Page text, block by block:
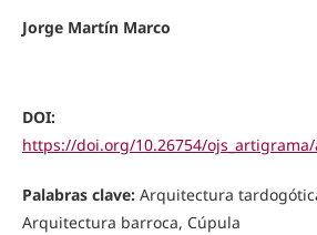
Jorge Martín Marco
DOI:
https://doi.org/10.26754/
Palabras clave: Arquitectura
Arquitectura barroca, Cúpula